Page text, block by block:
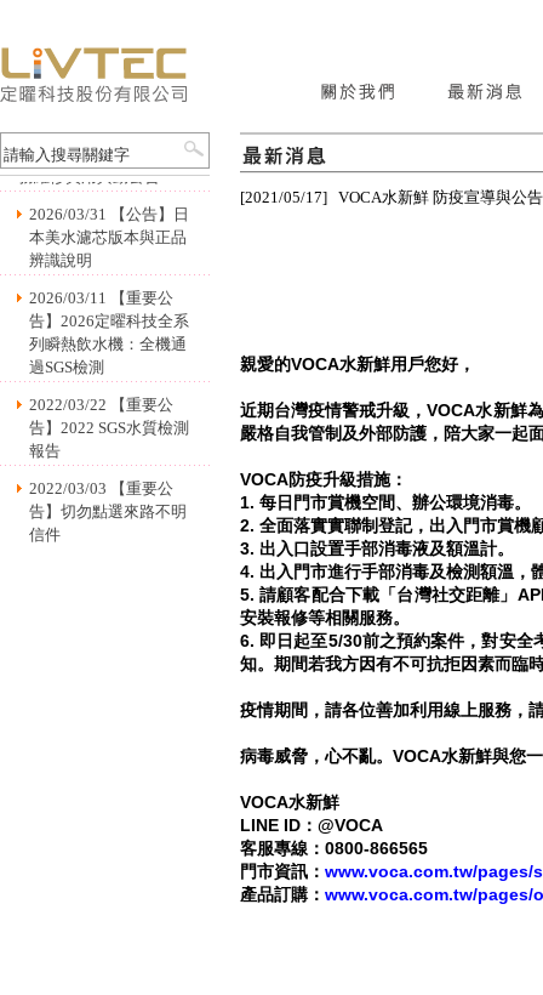
2024/01/02 【公告】服
務維修費用異動公告
2026/03/31 【公告】日
本美水濾芯版本與正品
辨識說明
2026/03/11 【重要公
告】2026定曜科技全系
列瞬熱飲水機：全機通
過SGS檢測
2022/03/22 【重要公
告】2022 SGS水質檢測
報告
2022/03/03 【重要公
告】切勿點選來路不明
信件
[2021/05/17] VOCA水新鮮 防疫宣導與公告
親愛的VOCA水新鮮用戶您好，
近期台灣疫情警戒升級，VOCA水新鮮
嚴格自我管制及外部防護，陪大家一起
VOCA防疫升級措施：
1. 每日門市賞機空間、辦公環境消毒。
2. 全面落實實聯制登記，出入門市賞機
3. 出入口設置手部消毒液及額溫計。
4. 出入門市進行手部消毒及檢測額溫，
5. 請顧客配合下載「台灣社交距離」
安裝報修等相關服務。
6. 即日起至5/30前之預約案件，對安全
知。期間若我方因有不可抗拒因素而臨
疫情期間，請各位善加利用線上服務，
病毒威脅，心不亂。VOCA水新鮮與您
VOCA水新鮮
LINE ID：@VOCA
客服專線：0800-866565
門市資訊： www.voca.com.tw/pages/
產品訂購： www.voca.com.tw/pages/